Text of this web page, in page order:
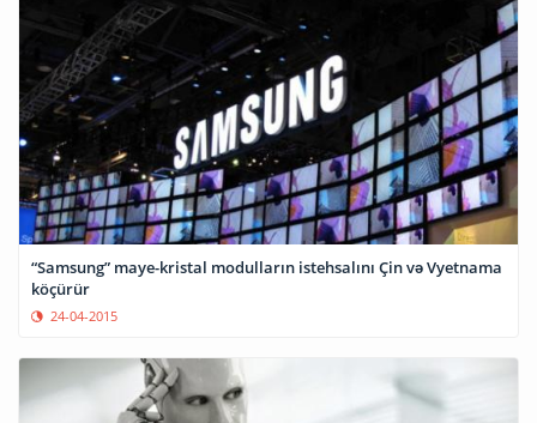
“Samsung” maye-kristal modulların istehsalını Çin və Vyetnama
köçürür
24-04-2015